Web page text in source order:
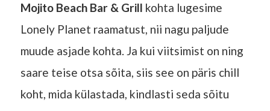
Mojito Beach Bar & Grill kohta lugesime
Lonely Planet raamatust, nii nagu paljude
muude asjade kohta. Ja kui viitsimist on ning
saare teise otsa sõita, siis see on päris chill
koht, mida külastada, kindlasti seda sõitu